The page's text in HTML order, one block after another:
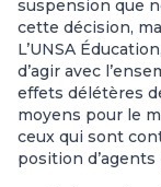
suspension que
cette décision,
L’UNSA
d’agir avec
effets délétères
moyens pour le
ceux qui sont
position